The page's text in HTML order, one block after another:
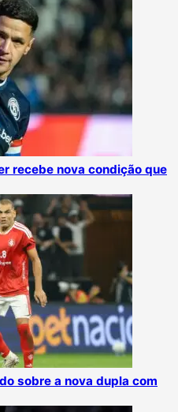
recebe nova condição que
sobre a nova dupla com